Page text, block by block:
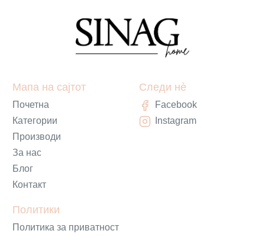
Мапа на сајтот
Почетна
Категории
Производи
За нас
Блог
Контакт
Политики
Политика за приватност
Следи нè
Facebook
Instagram